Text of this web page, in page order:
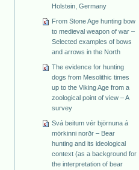
Holstein, Germany
From Stone Age hunting bow
to medieval weapon of war –
Selected examples of bows
and arrows in the North
The evidence for hunting
dogs from Mesolithic times
up to the Viking Age from a
zoological point of view – A
survey
Svá beitum vér björnuna á
mörkinni norðr – Bear
hunting and its ideological
context (as a background for
the interpretation of bear